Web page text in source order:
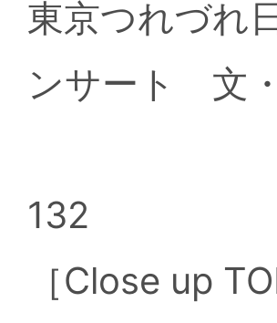
東京つれづれ
ンサート 文
132
［Close up